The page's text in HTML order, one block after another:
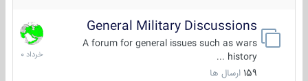
General Military Discussions
A forum for general issues such as wars
history ...
159 ارسال ها
10
خرداد
1400